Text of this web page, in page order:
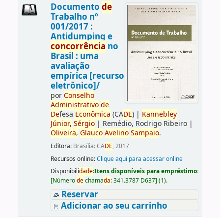
Documento de
Trabalho nº
001/2017 :
Antidumping e
concorrência no
Brasil : uma
avaliação
empírica [recurso
eletrônico]/
porConselho
Administrativo de
Defesa Econômica (CADE)| Kannebley
Júnior, Sérgio| Remédio, Rodrigo Ribeiro|
Oliveira, Glauco Avelino Sampaio.
Editora: Brasília: CADE, 2017
Recursos online:Clique aqui para acessar online
Disponibilidade:Itens disponíveis para empréstimo:
[Númerodechamada:341.3787 D637] (1).
Reservar
Adicionar ao seu carrinho